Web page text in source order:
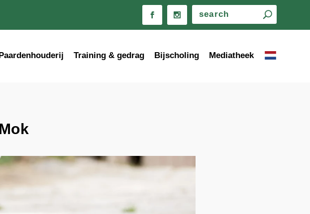
Training & gedrag Bijscholing Mediatheek